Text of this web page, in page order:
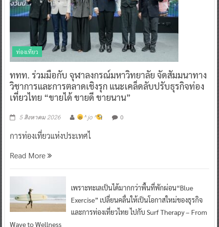
ท่องเที่ยว
ททท. ร่วมมือกับ จุฬาลงกรณ์มหาวิทยาลัย จัดสัมมนาทาง
วิชาการและการตลาดเชิงรุก แนะเคล็ดลับปรับธุรกิจท่อง
เที่ยวไทย “ขายได้ ขายดี ขายนาน”
5 สิงหาคม 2026 ^ jo ^ 0
การท่องเที่ยวแห่งประเทศไ
Read More
เพราะทะเลเป็นได้มากกว่าพื้นที่พักผ่อน“Blue
Exercise” เปลี่ยนคลื่นให้เป็นโอกาสใหม่ของธุรกิจ
และการท่องเที่ยวไทย ไปกับ Surf Therapy – From
Wave to Wellness